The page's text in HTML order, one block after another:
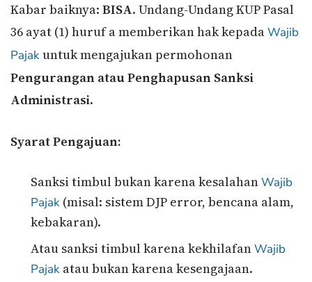
Kabar baiknya: BISA. Undang-Undang KUP Pasal
36 ayat (1) huruf a memberikan hak kepadaWajib
Pajakuntuk mengajukan permohonan
Pengurangan atau Penghapusan Sanksi
Administrasi.
Syarat Pengajuan:
Sanksi timbul bukan karena kesalahanWajib
Pajak (misal: sistem DJP error, bencana alam,
kebakaran).
Atau sanksi timbul karena kekhilafanWajib
Pajak atau bukan karena kesengajaan.